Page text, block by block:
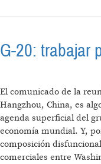
G-20: trabajar
El comunicado de la
Hangzhou, China, es
agenda superficial del
economía mundial. Y,
composición
comerciales entre